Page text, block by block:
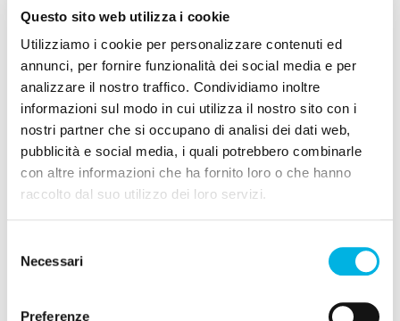
Questo sito web utilizza i cookie
Utilizziamo i cookie per personalizzare contenuti ed
annunci, per fornire funzionalità dei social media e per
analizzare il nostro traffico. Condividiamo inoltre
informazioni sul modo in cui utilizza il nostro sito con i
nostri partner che si occupano di analisi dei dati web,
pubblicità e social media, i quali potrebbero combinarle
con altre informazioni che ha fornito loro o che hanno
raccolto dal suo utilizzo dei loro servizi.
delNecessari
Preferenze
che intervengono nel controllo dei
comportamenti diretti a uno scopo (Stein et al.,
2019). Tra i neurotrasmettitori implicati vengono
indicati in particolare la serotonina, ma anche la
dopamina e il glutammato (Bokor & Anderson,
2014 ).
Riconoscere il
non è sempre immediato,